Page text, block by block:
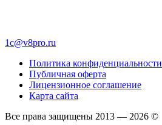
1c@v8pro.ru
Политика конфиденциальности
Публичная оферта
Лицензионное соглашение
Карта сайта
Все права защищены 2013 — 2026 ©